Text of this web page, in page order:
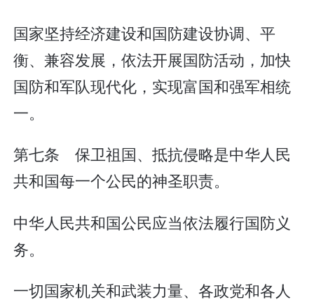
国家坚持经济建设和国防建设协调、平
衡、兼容发展，依法开展国防活动，加快
国防和军队现代化，实现富国和强军相统
一。
第七条 保卫祖国、抵抗侵略是中华人民
共和国每一个公民的神圣职责。
中华人民共和国公民应当依法履行国防义
务。
一切国家机关和武装力量、各政党和各人